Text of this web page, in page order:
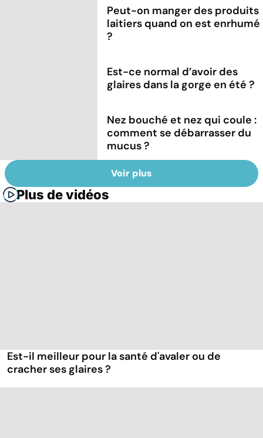
Peut-on manger des produits
laitiers quand on est enrhumé
?
Est-ce normal d’avoir des
glaires dans la gorge en été ?
Nez bouché et nez qui coule :
comment se débarrasser du
mucus ?
Voir plus
Plus de vidéos
Est-il meilleur pour la santé d'avaler ou de
cracher ses glaires ?